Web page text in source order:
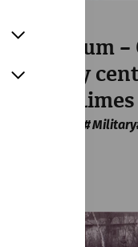
Science
Para bellum
a military
Danube Limes
Military